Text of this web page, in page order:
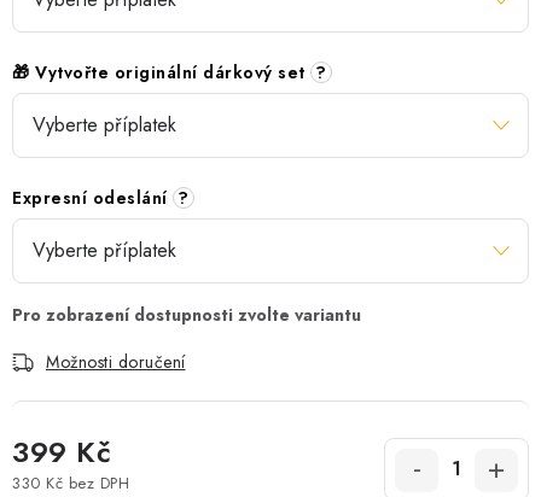
🎁 Vytvořte originální dárkový set ?
Expresní odeslání ?
Možnosti doručení
399 Kč
330 Kč bez DPH